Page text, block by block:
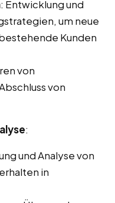
: Entwicklung und
um neue
Kunden
von
von
:
und Analyse von
in